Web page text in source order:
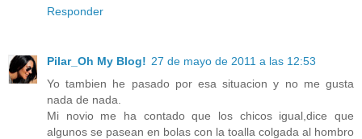
Responder
Pilar_Oh My Blog! 27 de mayo de 2011 a las 12:53
Yo tambien he pasado por esa situacion y no me gusta
nada de nada.
Mi novio me ha contado que los chicos igual,dice que
algunos se pasean en bolas con la toalla colgada al hombro